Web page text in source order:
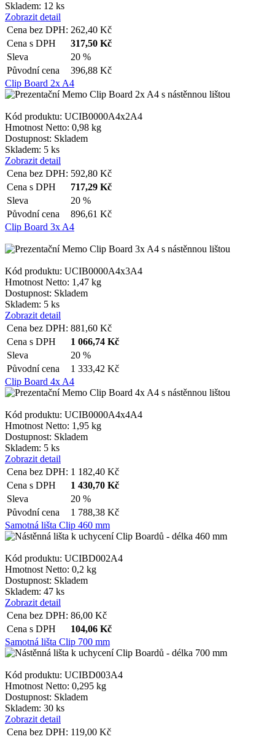
Skladem: 12 ks
Zobrazit detail
Cena bez DPH: 262,40 Kč
Cena s DPH
317,50 Kč
Sleva
20 %
Původní cena
396,88 Kč
Clip Board 2x A4
Kód produktu: UCIB0000A4x2A4
Hmotnost Netto: 0,98 kg
Dostupnost: Skladem
Skladem: 5 ks
Zobrazit detail
Cena bez DPH: 592,80 Kč
Cena s DPH
717,29 Kč
Sleva
20 %
Původní cena
896,61 Kč
Clip Board 3x A4
Kód produktu: UCIB0000A4x3A4
Hmotnost Netto: 1,47 kg
Dostupnost: Skladem
Skladem: 5 ks
Zobrazit detail
Cena bez DPH: 881,60 Kč
Cena s DPH
1 066,74 Kč
Sleva
20 %
Původní cena
1 333,42 Kč
Clip Board 4x A4
Kód produktu: UCIB0000A4x4A4
Hmotnost Netto: 1,95 kg
Dostupnost: Skladem
Skladem: 5 ks
Zobrazit detail
Cena bez DPH: 1 182,40 Kč
Cena s DPH
1 430,70 Kč
Sleva
20 %
Původní cena
1 788,38 Kč
Samotná lišta Clip 460 mm
Kód produktu: UCIBD002A4
Hmotnost Netto: 0,2 kg
Dostupnost: Skladem
Skladem: 47 ks
Zobrazit detail
Cena bez DPH: 86,00 Kč
Cena s DPH
104,06 Kč
Samotná lišta Clip 700 mm
Kód produktu: UCIBD003A4
Hmotnost Netto: 0,295 kg
Dostupnost: Skladem
Skladem: 30 ks
Zobrazit detail
Cena bez DPH: 119,00 Kč